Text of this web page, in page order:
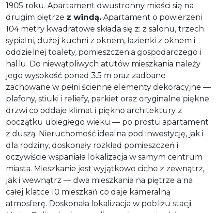
1905 roku. Apartament dwustronny mieści się na
drugim piętrze z windą. Apartament o powierzeni
104 metry kwadratowe składa się z: z salonu, trzech
sypialni, dużej kuchni z oknem, łazienki z oknem i
oddzielnej toalety, pomieszczenia gospodarczego i
hallu. Do niewątpliwych atutów mieszkania należy
jego wysokość ponad 3.5 m oraz zadbane
zachowane w pełni ścienne elementy dekoracyjne —
plafony, stiuki i reliefy, parkiet oraz oryginalne piękne
drzwi co oddaje klimat i piękno architektury z
początku ubiegłego wieku — po prostu apartament
z duszą. Nieruchomość idealna pod inwestycję, jak i
dla rodziny, doskonały rozkład pomieszczeń i
oczywiście wspaniała lokalizacja w samym centrum
miasta. Mieszkanie jest wyjątkowo ciche z zewnątrz,
jak i wewnątrz — dwa mieszkania na piętrze a na
całej klatce 10 mieszkań co daje kameralną
atmosferę. Doskonała lokalizacja w pobliżu stacji